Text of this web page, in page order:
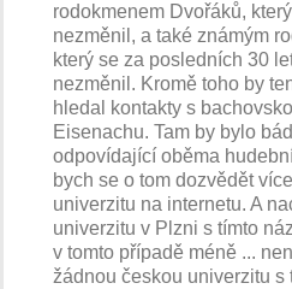
rodokmenem Dvořáků,
nezměnil, a také známým
který se za posledních 30
nezměnil. Kromě toho by
hledal kontakty s
Eisenachu. Tam by bylo
odpovídající oběma
bych se o tom dozvědět
univerzitu na internetu. A
univerzitu v Plzni s tímto
v tomto případě méně ...
žádnou českou univerzitu s